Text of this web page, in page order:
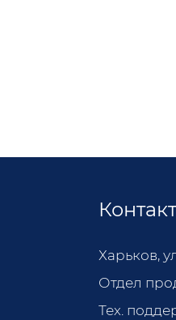
Харьков,
Отдел
Тех.